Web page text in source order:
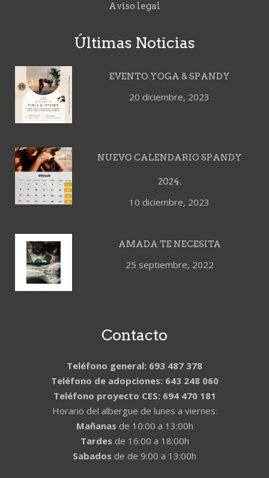
Aviso legal
Últimas Noticias
EVENTO YOGA & SPANDY
20 diciembre, 2023
NUEVO CALENDARIO SPANDY
2024.
10 diciembre, 2023
AMADA TE NECESITA
25 septiembre, 2022
Contacto
Teléfono general: 693 487 378
Teléfono de adopciones: 643 248 060
Teléfono proyecto CES: 694 470 181
Horario del albergue de lunes a viernes:
Mañanas de 10:00 a 13:00h
Tardes de 16:00 a 18:00h
Sabados de de 9:00 a 13:00h